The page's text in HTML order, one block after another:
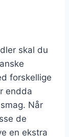
skal du
forskellige
endda
Når
de
en ekstra